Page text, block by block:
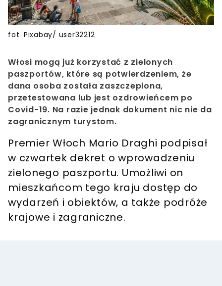
fot. Pixabay/ user32212
Włosi mogą już korzystać z zielonych
paszportów, które są potwierdzeniem, że
dana osoba została zaszczepiona,
przetestowana lub jest ozdrowieńcem po
Covid-19. Na razie jednak dokument nic nie da
zagranicznym turystom.
Premier Włoch Mario Draghi podpisał
w czwartek dekret o wprowadzeniu
zielonego paszportu. Umożliwi on
mieszkańcom tego kraju dostęp do
wydarzeń i obiektów, a także podróże
krajowe i zagraniczne.